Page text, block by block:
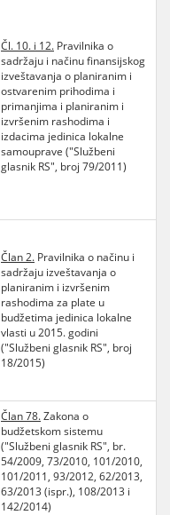
Čl. 10. i 12. Pravilnika o
sadržaju i načinu finansijskog
izveštavanja o planiranim i
ostvarenim prihodima i
primanjima i planiranim i
izvršenim rashodima i
izdacima jedinica lokalne
samouprave ("Službeni
glasnik RS", broj 79/2011)
Član 2. Pravilnika o načinu i
sadržaju izveštavanja o
planiranim i izvršenim
rashodima za plate u
budžetima jedinica lokalne
vlasti u 2015. godini
("Službeni glasnik RS", broj
18/2015)
Član 78.Zakona o
budžetskom sistemu
("Službeni glasnik RS", br.
54/2009, 73/2010, 101/2010,
101/2011, 93/2012, 62/2013,
63/2013 (ispr.), 108/2013 i
142/2014)